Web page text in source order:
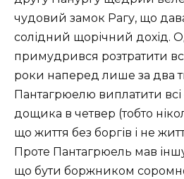
чудовий замок Рагу, що
солідний щорічний дохід.
примудрився розтратити
роки наперед лише за два
Пантагрюелю виплатити всі
дощика в четвер (тобто
що життя без боргів і не
Проте Пантагрюель мав
що бути боржником